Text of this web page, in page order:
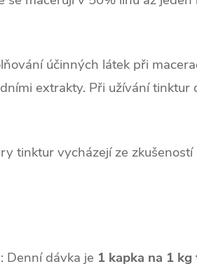
účinných látek při
extrakty. Při užívání
tinktur vycházejí ze
: Denní dávka je 1 kapka na 1